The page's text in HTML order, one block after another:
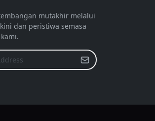
mutakhir melalui
dan peristiwa semasa